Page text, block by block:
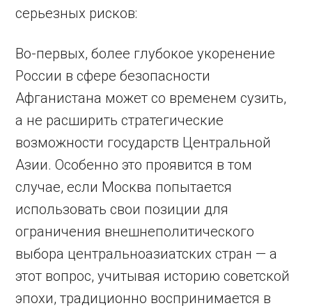
серьезных рисков:
Во-первых, более глубокое укоренение
России в сфере безопасности
Афганистана может со временем сузить,
а не расширить стратегические
возможности государств Центральной
Азии. Особенно это проявится в том
случае, если Москва попытается
использовать свои позиции для
ограничения внешнеполитического
выбора центральноазиатских стран — а
этот вопрос, учитывая историю советской
эпохи, традиционно воспринимается в